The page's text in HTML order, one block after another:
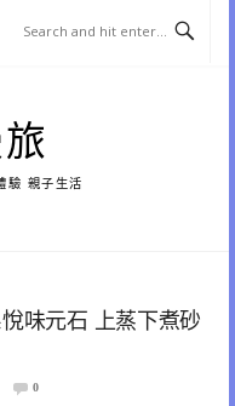
驗 親子生活
味元石 上蒸下煮砂
0